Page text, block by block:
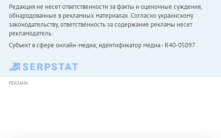
Редакция не несет ответственности за факты и оценочные суждения,
обнародованные в рекламных материалах. Согласно украинскому
законодательству, ответственность за содержание рекламы несет
рекламодатель.
Субъект в сфере онлайн-медиа; идентификатор медиа - R40-05097
РЕКЛАМА